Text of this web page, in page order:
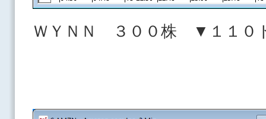
ＷＹＮＮ ３００株 ▼１１０